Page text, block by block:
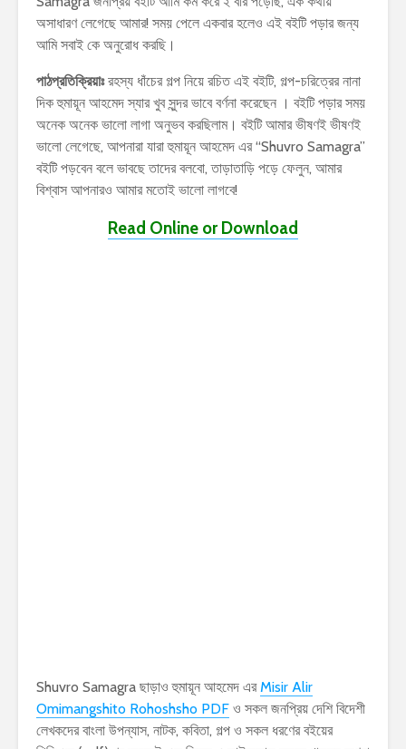
অসাধারণ লেগেছে আমার! সময় পেলে একবার হলেও এই বইটি পড়ার জন্য
আমি সবাই কে অনুরোধ করছি।
পাঠপ্রতিক্রিয়াঃরহস্য ধাঁচের গল্প নিয়ে রচিত এই বইটি, গল্প-চরিত্রের নানা
দিক হুমায়ূন আহমেদ স্যার খুব সুন্দর ভাবে বর্ণনা করেছেন । বইটি পড়ার সময়
অনেক অনেক ভালো লাগা অনুভব করছিলাম। বইটি আমার ভীষণই ভীষণই
ভালো লেগেছে, আপনারা যারা হুমায়ূন আহমেদ এর “Shuvro Samagra”
বইটি পড়বেন বলে ভাবছে তাদের বলবো, তাড়াতাড়ি পড়ে ফেলুন, আমার
বিশ্বাস আপনারও আমার মতোই ভালো লাগবে!
Read Online or Download
Shuvro Samagra ছাড়াও হুমায়ূন আহমেদ এরMisir Alir
Omimangshito Rohoshsho PDF ও সকল জনপ্রিয় দেশি বিদেশী
লেখকদের বাংলা উপন্যাস, নাটক, কবিতা, গল্প ও সকল ধরণের বইয়ের